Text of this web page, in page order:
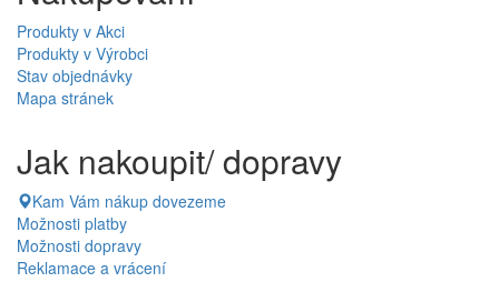
Produkty v Akci
Produkty v Výrobci
Stav objednávky
Mapa stránek
Jak nakoupit/ dopravy
Kam Vám nákup dovezeme
Možnosti platby
Možnosti dopravy
Reklamace a vrácení